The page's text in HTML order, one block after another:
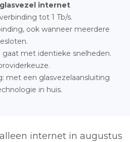
internet
tot 1 Tb/s.
ook wanneer meerdere
gaat met identieke snelheden.
met een glasvezelaansluiting
in huis.
internet in augustus